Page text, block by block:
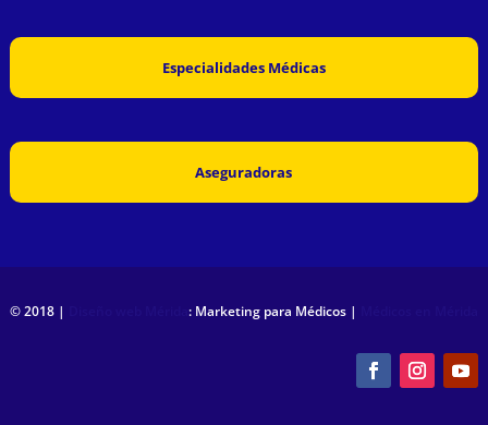
Especialidades Médicas
Aseguradoras
© 2018 | : Marketing para Médicos |